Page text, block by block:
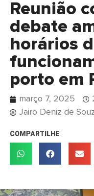
Reunião
debate
horários
porto em
março 7, 2025
Jairo Deniz de
COMPARTILHE